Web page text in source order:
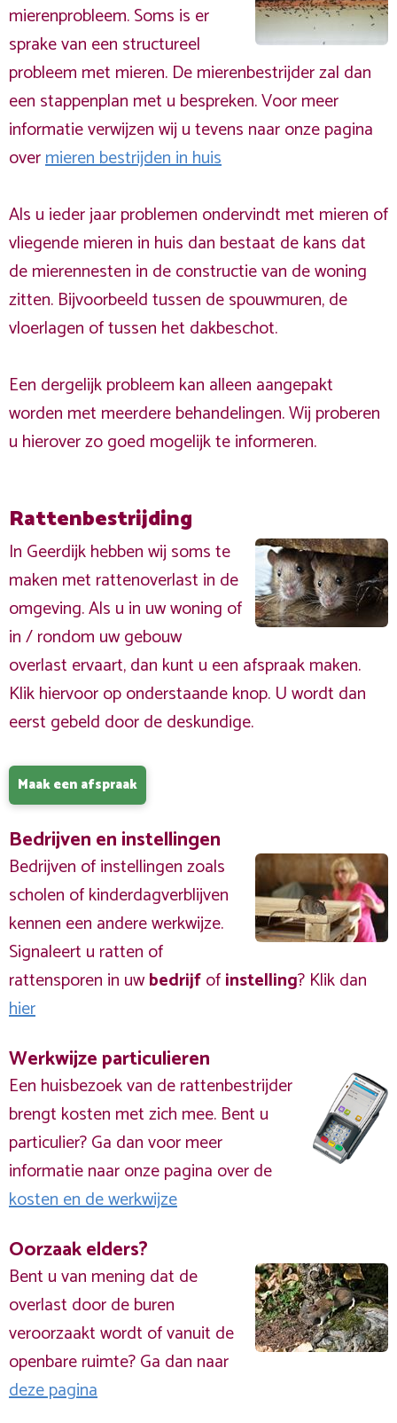
mierenprobleem. Soms is er
sprake van een structureel
probleem met mieren. De mierenbestrijder zal dan
een stappenplan met u bespreken. Voor meer
informatie verwijzen wij u tevens naar onze pagina
overmieren bestrijden in huis
Als u ieder jaar problemen ondervindt met mieren of
vliegende mieren in huis dan bestaat de kans dat
de mierennesten in de constructie van de woning
zitten. Bijvoorbeeld tussen de spouwmuren, de
vloerlagen of tussen het dakbeschot.
Een dergelijk probleem kan alleen aangepakt
worden met meerdere behandelingen. Wij proberen
u hierover zo goed mogelijk te informeren.
Rattenbestrijding
In Geerdijk hebben wij soms te
maken met rattenoverlast in de
omgeving. Als u in uw woning of
in / rondom uw gebouw
overlast ervaart, dan kunt u een afspraak maken.
Klik hiervoor op onderstaande knop. U wordt dan
eerst gebeld door de deskundige.
Maak een afspraak
Bedrijven en instellingen
Bedrijven of instellingen zoals
scholen of kinderdagverblijven
kennen een andere werkwijze.
Signaleert u ratten of
rattensporen in uwbedrijfofinstelling? Klik dan
hier
Werkwijze particulieren
Een huisbezoek van de rattenbestrijder
brengt kosten met zich mee. Bent u
particulier? Ga dan voor meer
informatie naar onze pagina over de
kosten en de werkwijze
Oorzaak elders?
Bent u van mening dat de
overlast door de buren
veroorzaakt wordt of vanuit de
openbare ruimte? Ga dan naar
deze pagina